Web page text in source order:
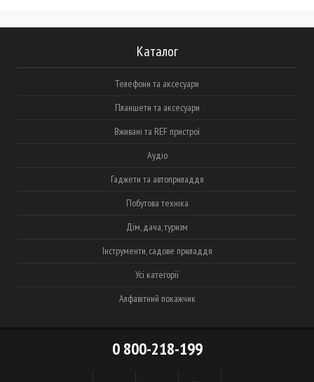
Каталог
Телефони та аксесуари
Планшети та аксесуари
Вживані та REF пристрої
Аудіо
Гаджети та автоприладдя
Побутова техніка
Дім, дача, туризм
Інструменти, садове приладдя
Усі категорії
Алфавітний покажчик
0 800-218-199